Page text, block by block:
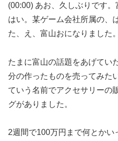
(00:00) あお、久しぶりです。
はい。某ゲーム会社所属の、
た、え、富山おになりました。
たまに富山の話題をあげてい
分の作ったものを売ってみた
ていう名前でアクセサリーの
グがありました。
2週間で100万円まで何とかい